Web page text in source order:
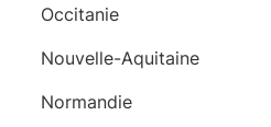
Occitanie
Nouvelle-Aquitaine
Normandie